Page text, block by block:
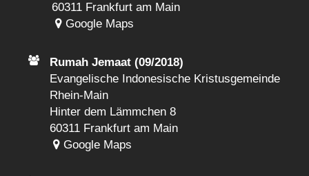
60311 Frankfurt am Main
Google Maps
Rumah Jemaat (09/2018)
Evangelische Indonesische Kristusgemeinde
Rhein-Main
Hinter dem Lämmchen 8
60311 Frankfurt am Main
Google Maps